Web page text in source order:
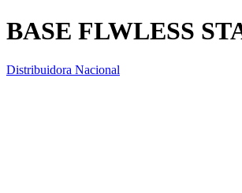
BASE FLWLESS
Distribuidora Nacional